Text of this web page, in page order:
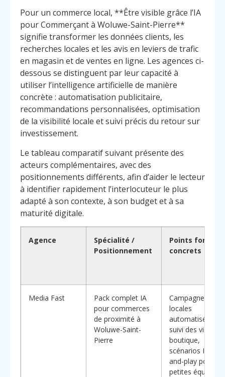
Pour un commerce local, **Être visible grâce l’IA
pour Commerçant à Woluwe-Saint-Pierre**
signifie transformer les données clients, les
recherches locales et les avis en leviers de trafic
en magasin et de ventes en ligne. Les agences ci-
dessous se distinguent par leur capacité à
utiliser l’intelligence artificielle de manière
concrète : automatisation publicitaire,
recommandations personnalisées, optimisation
de la visibilité locale et suivi précis du retour sur
investissement.
Le tableau comparatif suivant présente des
acteurs complémentaires, avec des
positionnements différents, afin d’aider le lecteur
à identifier rapidement l’interlocuteur le plus
adapté à son contexte, à son budget et à sa
maturité digitale.
Agence
Spécialité /
Positionnement
Points forts
concrets
Media Fast
Pack complet IA
pour commerces
de proximité à
Woluwe-Saint-
Pierre
Campagnes
locales
automatisées,
suivi des visites
boutique,
scénarios IA
and-play pour
petites équipes